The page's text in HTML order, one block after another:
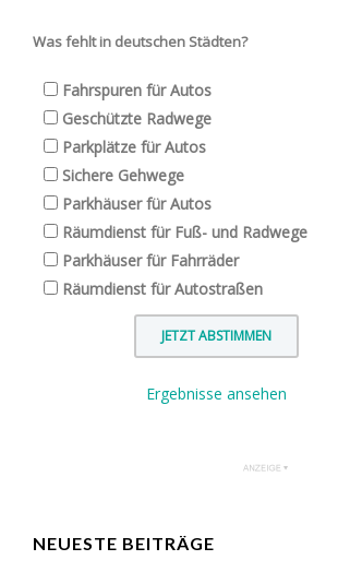
Was fehlt in deutschen Städten?
Fahrspuren für Autos
Geschützte Radwege
Parkplätze für Autos
Sichere Gehwege
Parkhäuser für Autos
Räumdienst für Fuß- und Radwege
Parkhäuser für Fahrräder
Räumdienst für Autostraßen
Ergebnisse ansehen
NEUESTE BEITRÄGE